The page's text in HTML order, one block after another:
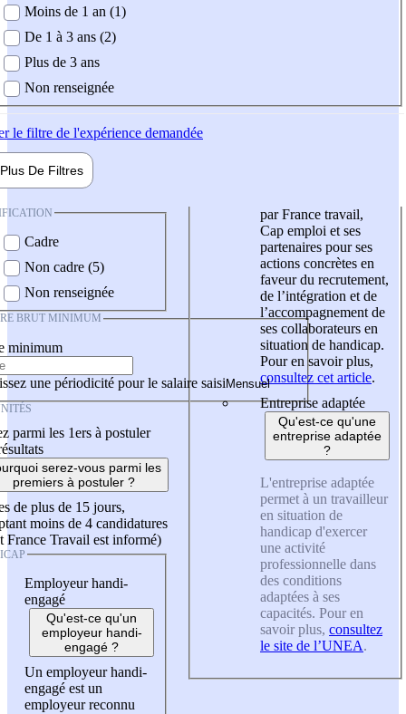
demandée
Moins de 1 an (1)
De 1 à 3 ans (2)
Plus de 3 ans
Non renseignée
le filtre de l'expérience demandée
Plus De Filtres
Cadre
Non cadre (5)
Non renseignée
BRUT MINIMUM
minimum
une périodicité pour le salaire saisi
parmi les 1ers à postuler
serez-vous parmi les
premiers à postuler ?
de plus de 15 jours,
moins de 4 candidatures
France Travail est informé)
Employeur handi-
engagé
Qu'est-ce qu'un
employeur handi-
engagé ?
Un employeur handi-
engagé est un
employeur reconnu
par France travail,
Cap emploi et ses
partenaires pour ses
actions concrètes en
faveur du recrutement,
de l’intégration et de
l’accompagnement de
ses collaborateurs en
situation de handicap.
Pour en savoir plus,
consultez cet article.
Entreprise adaptée
Qu'est-ce qu'une
entreprise adaptée
?
L'entreprise adaptée
permet à un travailleur
en situation de
handicap d'exercer
une activité
professionnelle dans
des conditions
adaptées à ses
capacités. Pour en
savoir plus, consultez
le site de l’UNEA.